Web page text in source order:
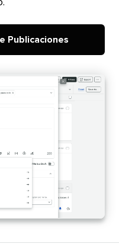
Publicaciones​​